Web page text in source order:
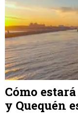
Cómo
y Quequén